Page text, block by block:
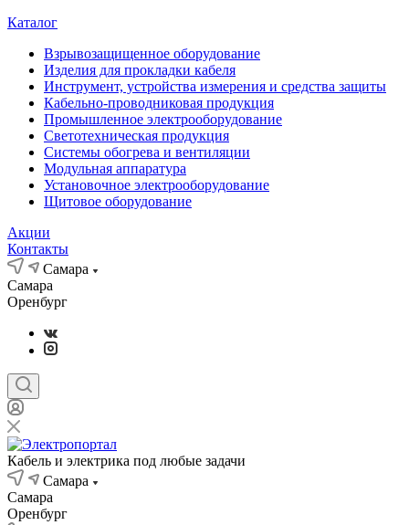
Каталог
Взрывозащищенное оборудование
Изделия для прокладки кабеля
Инструмент, устройства измерения и средства защиты
Кабельно-проводниковая продукция
Промышленное электрооборудование
Светотехническая продукция
Системы обогрева и вентиляции
Модульная аппаратура
Установочное электрооборудование
Щитовое оборудование
Акции
Контакты
Самара
Самара
Оренбург
Кабель и электрика под любые задачи
Самара
Самара
Оренбург